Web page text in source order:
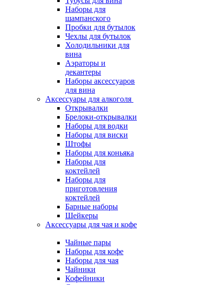
Наборы для
шампанского
Пробки для бутылок
Чехлы для бутылок
Холодильники для
вина
Аэраторы и
декантеры
Наборы аксессуаров
для вина
Аксессуары для алкоголя
Открывалки
Брелоки-открывалки
Наборы для водки
Наборы для виски
Штофы
Наборы для коньяка
Наборы для
коктейлей
Наборы для
приготовления
коктейлей
Барные наборы
Шейкеры
Аксессуары для чая и кофе
Чайные пары
Наборы для кофе
Наборы для чая
Чайники
Кофейники